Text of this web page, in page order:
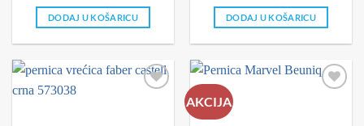
DODAJ U KOŠARICU DODAJ U KOŠARICU
AKCIJA